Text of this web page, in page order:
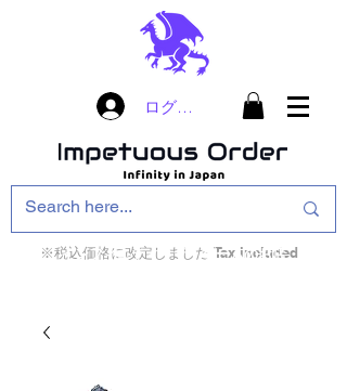
ログイン
※税込価格に改定しました Tax included
インフィニティ・ザ・ゲームのお店